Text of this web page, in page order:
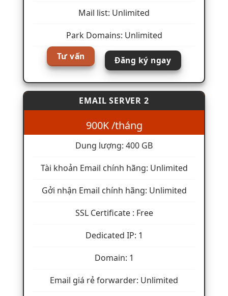
Mail list: Unlimited
Park Domains: Unlimited
Tư vấn
Đăng ký ngay
EMAIL SERVER 2
900K /tháng
Dung lượng: 400 GB
Tài khoản Email chính hãng: Unlimited
Gởi nhận Email chính hãng: Unlimited
SSL Certificate : Free
Dedicated IP: 1
Domain: 1
Email giá rẻ forwarder: Unlimited